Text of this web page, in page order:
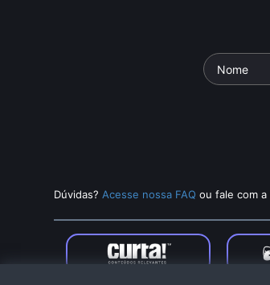
Dúvidas? Acesse nossa FAQ ou fale com a